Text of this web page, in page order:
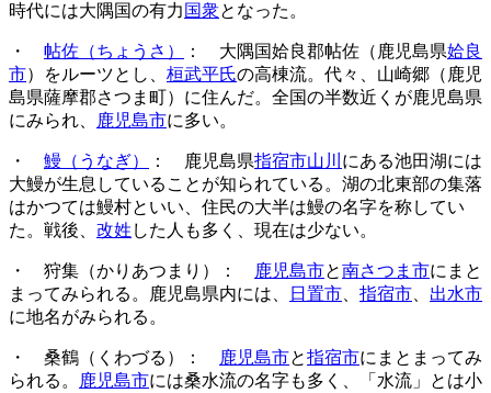
時代には大隅国の有力 国衆となった。
・ 帖佐（ちょうさ） ： 大隅国姶良郡帖佐（鹿児島県姶良
市）をルーツとし、 桓武平氏の高棟流。代々、山崎郷（鹿児
島県薩摩郡さつま町）に住んだ。全国の半数近くが鹿児島県
にみられ、
鹿児島市に多い。
・ 鰻（うなぎ） ： 鹿児島県指宿市山川 にある池田湖には
大鰻が生息していることが知られている。湖の北東部の集落
はかつては鰻村といい、住民の大半は鰻の名字を称してい
た。戦後、 改姓 した人も多く、現在は少ない。
・ 狩集（かりあつまり）： 鹿児島市と南さつま市にまと
まってみられる。鹿児島県内には、
日置市 指宿市
出水市
に地名がみられる。
・ 桑鶴（くわづる）： 鹿児島市と指宿市にまとまってみ
られる。
鹿児島市には桑水流の名字も多く、「水流」とは小